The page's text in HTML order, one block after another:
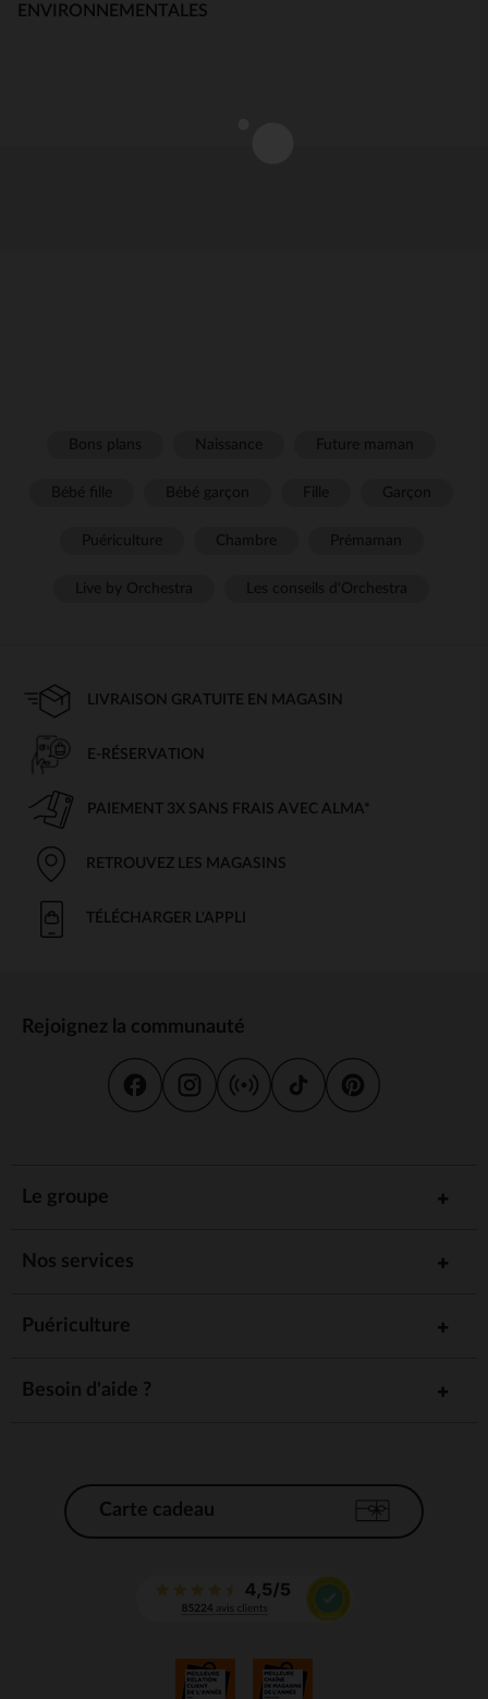
ENVIRONNEMENTALES
LIVRAISON GRATUITE EN MAGASIN
E-RÉSERVATION
PAIEMENT 3X SANS FRAIS AVEC ALMA*
RETROUVEZ LES MAGASINS
TÉLÉCHARGER L'APPLI
Rejoignez la communauté
Le groupe
Nos services
Puériculture
Besoin d'aide ?
Carte cadeau